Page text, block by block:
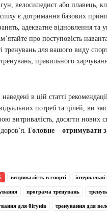
велосипедист або плавець,
є дотримання базових
адекватне відновлення та
про поступовість
тренувань для вашого виду
правильного
в цій статті
потреб та цілей, ви
витривалість, досягти нових
Головне – отримувати
витривалість в спорті
програма тренувань
для бігунів тренування для